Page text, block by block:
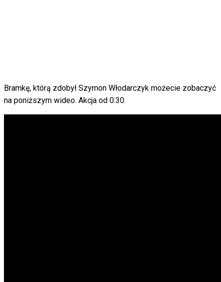
Bramkę, którą zdobył Szymon Włodarczyk możecie zobaczyć
na poniższym wideo. Akcja od 0:30.